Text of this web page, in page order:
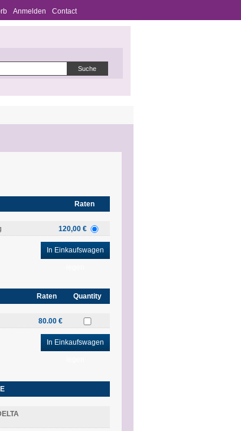
Anmelden Contact
Raten
120,00 €
In Einkaufswagen
Quantity
Raten
80.00 €
In Einkaufswagen